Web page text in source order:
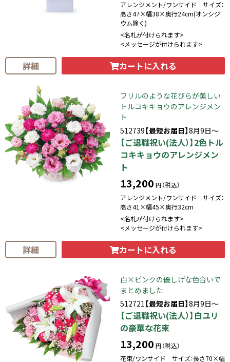
アレンジメント/ワンサイド サイズ：
高さ47×幅38×奥行24cm(オンシジ
ウム除く)
<名札が付けられます>
<メッセージが付けられます>
詳細 カートに入れる
フリルのような花びらが美しい
トルコキキョウのアレンジメン
ト
512739【最短お届日】8月9日～
【ご退職祝い(法人）】2色トル
コキキョウのアレンジメン
ト
13,200 円（税込）
アレンジメント/ワンサイド サイズ：
高さ41×幅45×奥行32cm
<名札が付けられます>
<メッセージが付けられます>
詳細 カートに入れる
白×ピンクの優しげな色合いで
まとめました
512721【最短お届日】8月9日～
【ご退職祝い(法人）】白ユリ
の豪華な花束
13,200 円（税込）
花束/ワンサイド サイズ：長さ70×幅